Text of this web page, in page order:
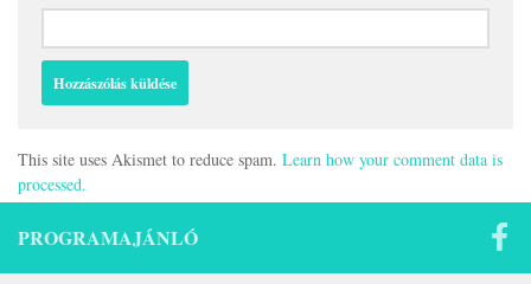
This site uses Akismet to reduce spam. Learn how your comment data is
processed.
PROGRAMAJÁNLÓ